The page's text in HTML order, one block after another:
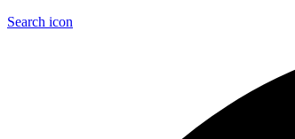
Search icon